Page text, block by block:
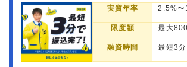
実質年率 2.5%
限度額 最大
融資時間 最短3